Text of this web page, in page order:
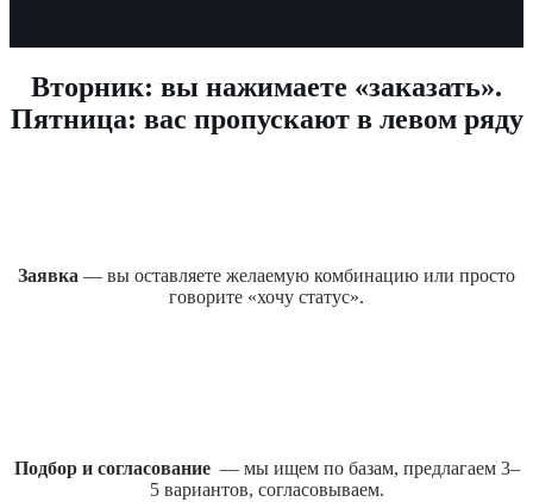
Вторник: вы нажимаете «заказать».
Пятница: вас пропускают в левом ряду
Заявка — вы оставляете желаемую комбинацию или просто
говорите «хочу статус».
Подбор и согласование — мы ищем по базам, предлагаем 3–
5 вариантов, согласовываем.